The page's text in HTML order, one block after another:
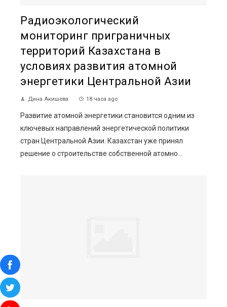
Радиоэкологический
мониторинг приграничных
территорий Казахстана в
условиях развития атомной
энергетики Центральной Азии
Дина Акишева 18 часа ago
Развитие атомной энергетики становится одним из
ключевых направлений энергетической политики
стран Центральной Азии. Казахстан уже принял
решение о строительстве собственной атомно...